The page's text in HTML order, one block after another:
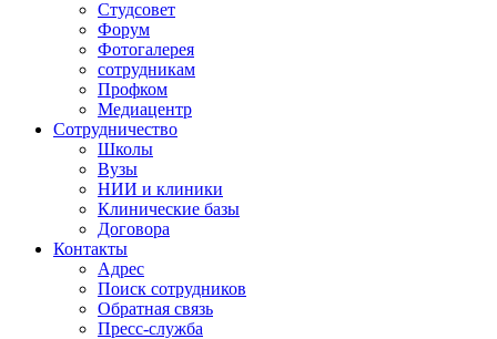
Студсовет
Форум
Фотогалерея
сотрудникам
Профком
Медиацентр
Сотрудничество
Школы
Вузы
НИИ и клиники
Клинические базы
Договора
Контакты
Адрес
Поиск сотрудников
Обратная связь
Пресс-служба